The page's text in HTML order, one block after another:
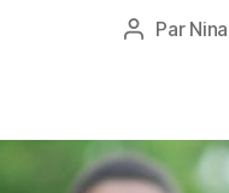
Auteur
Par Nina